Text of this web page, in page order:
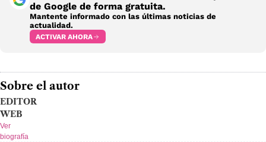
de Google de forma gratuita.
Mantente informado con las últimas noticias de
actualidad.
ACTIVAR AHORA
Sobre el autor
EDITOR
WEB
Ver
biografía